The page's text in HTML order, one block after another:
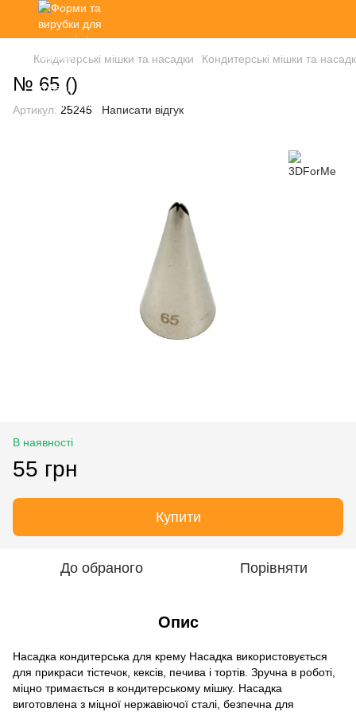
Кондитерські мішки та насадки Кондитерські мішки та
№ 65 ()
Артикул: 25245 Написати відгук
В наявності
55 грн
Купити
До обраного Порівняти
Опис
Насадка кондитерська для крему Насадка використовується
для прикраси тістечок, кексів, печива і тортів. Зручна в роботі,
міцно тримається в кондитерському мішку. Насадка
виготовлена ​​з міцної нержавіючої сталі, безпечна для